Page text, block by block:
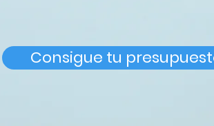
Consigue tu